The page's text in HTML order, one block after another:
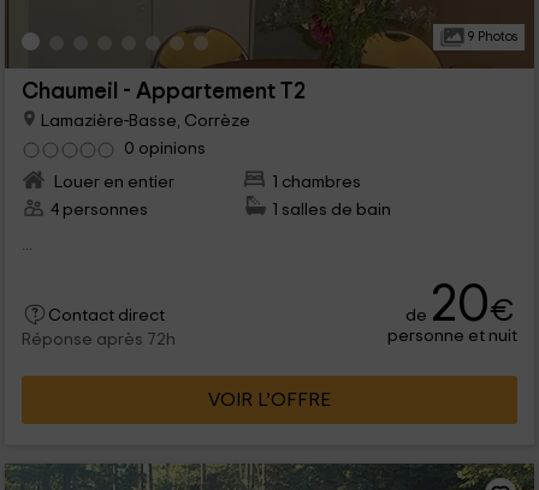
9 Photos
Chaumeil - Appartement T2
Lamazière-Basse, Corrèze
0 opinions
Louer en entier
1 chambres
4 personnes
1 salles de bain
...
Contact direct
Réponse après 72h
de 20€
personne et nuit
VOIR L’OFFRE